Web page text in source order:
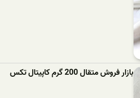
بازار فروش متقال 200 گرم کاپیتال تکس